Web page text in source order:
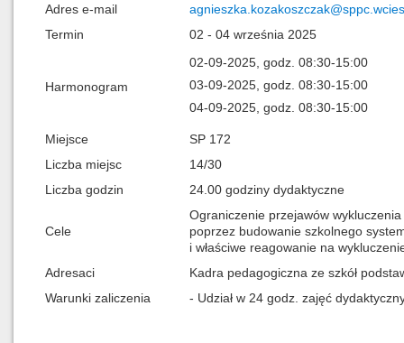
Adres e-mail
Termin
02 - 04 września 2025
Harmonogram
02-09-2025, godz. 08:30-15:00
03-09-2025, godz. 08:30-15:00
04-09-2025, godz. 08:30-15:00
Miejsce
SP 172
Liczba miejsc
14/30
Liczba godzin
24.00 godziny dydaktyczne
Cele
Ograniczenie przejawów
poprzez budowanie szkolnego
i właściwe reagowanie na
Adresaci
Kadra pedagogiczna ze szkół
Warunki zaliczenia
- Udział w 24 godz. zajęć